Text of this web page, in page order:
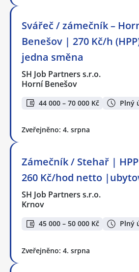
Svářeč / zámečník –
Benešov | 270 Kč/h
jedna směna
SH Job Partners s.r.o.
Horní Benešov
44 000 – 70 000 Kč Plný
Zveřejněno: 4. srpna
Zámečník / Stehař |
260 Kč/hod netto
SH Job Partners s.r.o.
Krnov
45 000 – 50 000 Kč Plný
Zveřejněno: 4. srpna